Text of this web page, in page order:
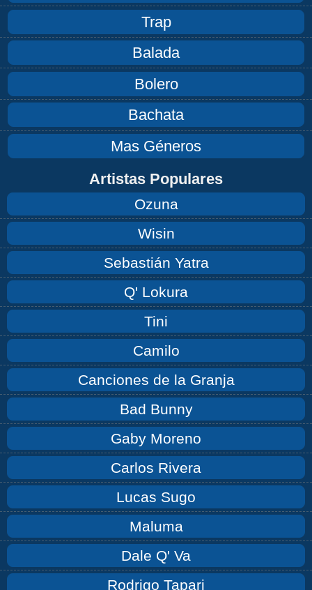
Trap
Balada
Bolero
Bachata
Mas Géneros
Artistas Populares
Ozuna
Wisin
Sebastián Yatra
Q' Lokura
Tini
Camilo
Canciones de la Granja
Bad Bunny
Gaby Moreno
Carlos Rivera
Lucas Sugo
Maluma
Dale Q' Va
Rodrigo Tapari